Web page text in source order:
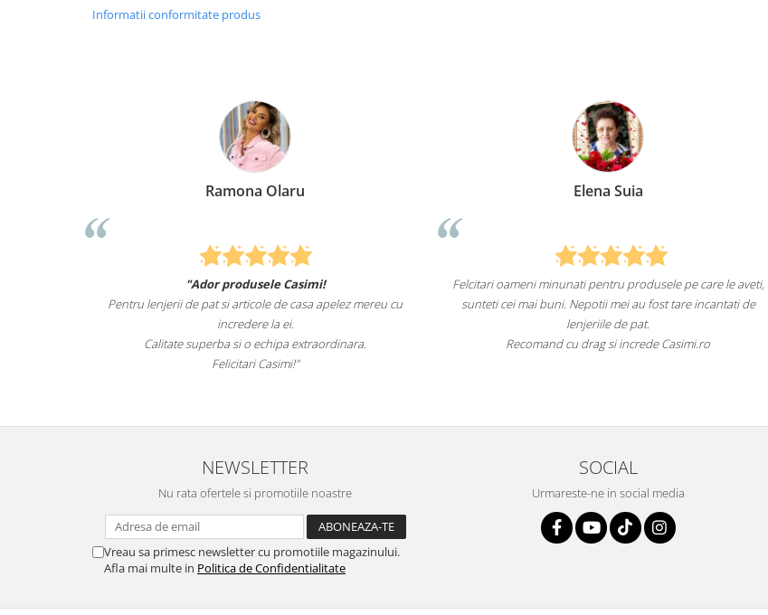
Informatii conformitate produs
Elena Suia
Felcitari oameni minunati pentru produsele pe care le aveti,
sunteti cei mai buni. Nepotii mei au fost tare incantati de
lenjeriile de pat.
Recomand cu drag si increde Casimi.ro
Anca Nica
"Lenjeriile de pat de la ei o suntde înaltă calitate și cu
un aspect foarte frumos.
Am comandat deja de mai multe ori și voi continua să
fac asta în viitor.
Recomand cu încredere acest magazin online!"
NEWSLETTER
Nu rata ofertele si promotiile noastre
Vreau sa primesc newsletter cu promotiile magazinului.
Afla mai multe in Politica de Confidentialitate
SOCIAL
Urmareste-ne in social media